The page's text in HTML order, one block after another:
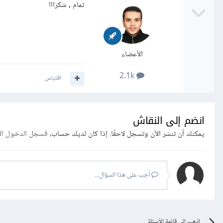
الأعضاء
تمام , شكرااا
اقتباس
انضم إلى النقاش
يمكنك أن تنشر الآن وتسجل لاحقًا. إذا كان لديك حساب،فسجل الدخول
أجب على هذا السؤال...